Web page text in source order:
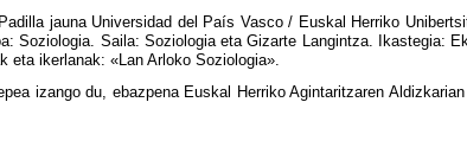
jauna Universidad del País Vasco / Euskal Herriko
Soziologia. Saila: Soziologia eta Gizarte Langintza. Ikastegia:
eta ikerlanak: «Lan Arloko Soziologia».
izango du, ebazpena Euskal Herriko Agintaritzaren